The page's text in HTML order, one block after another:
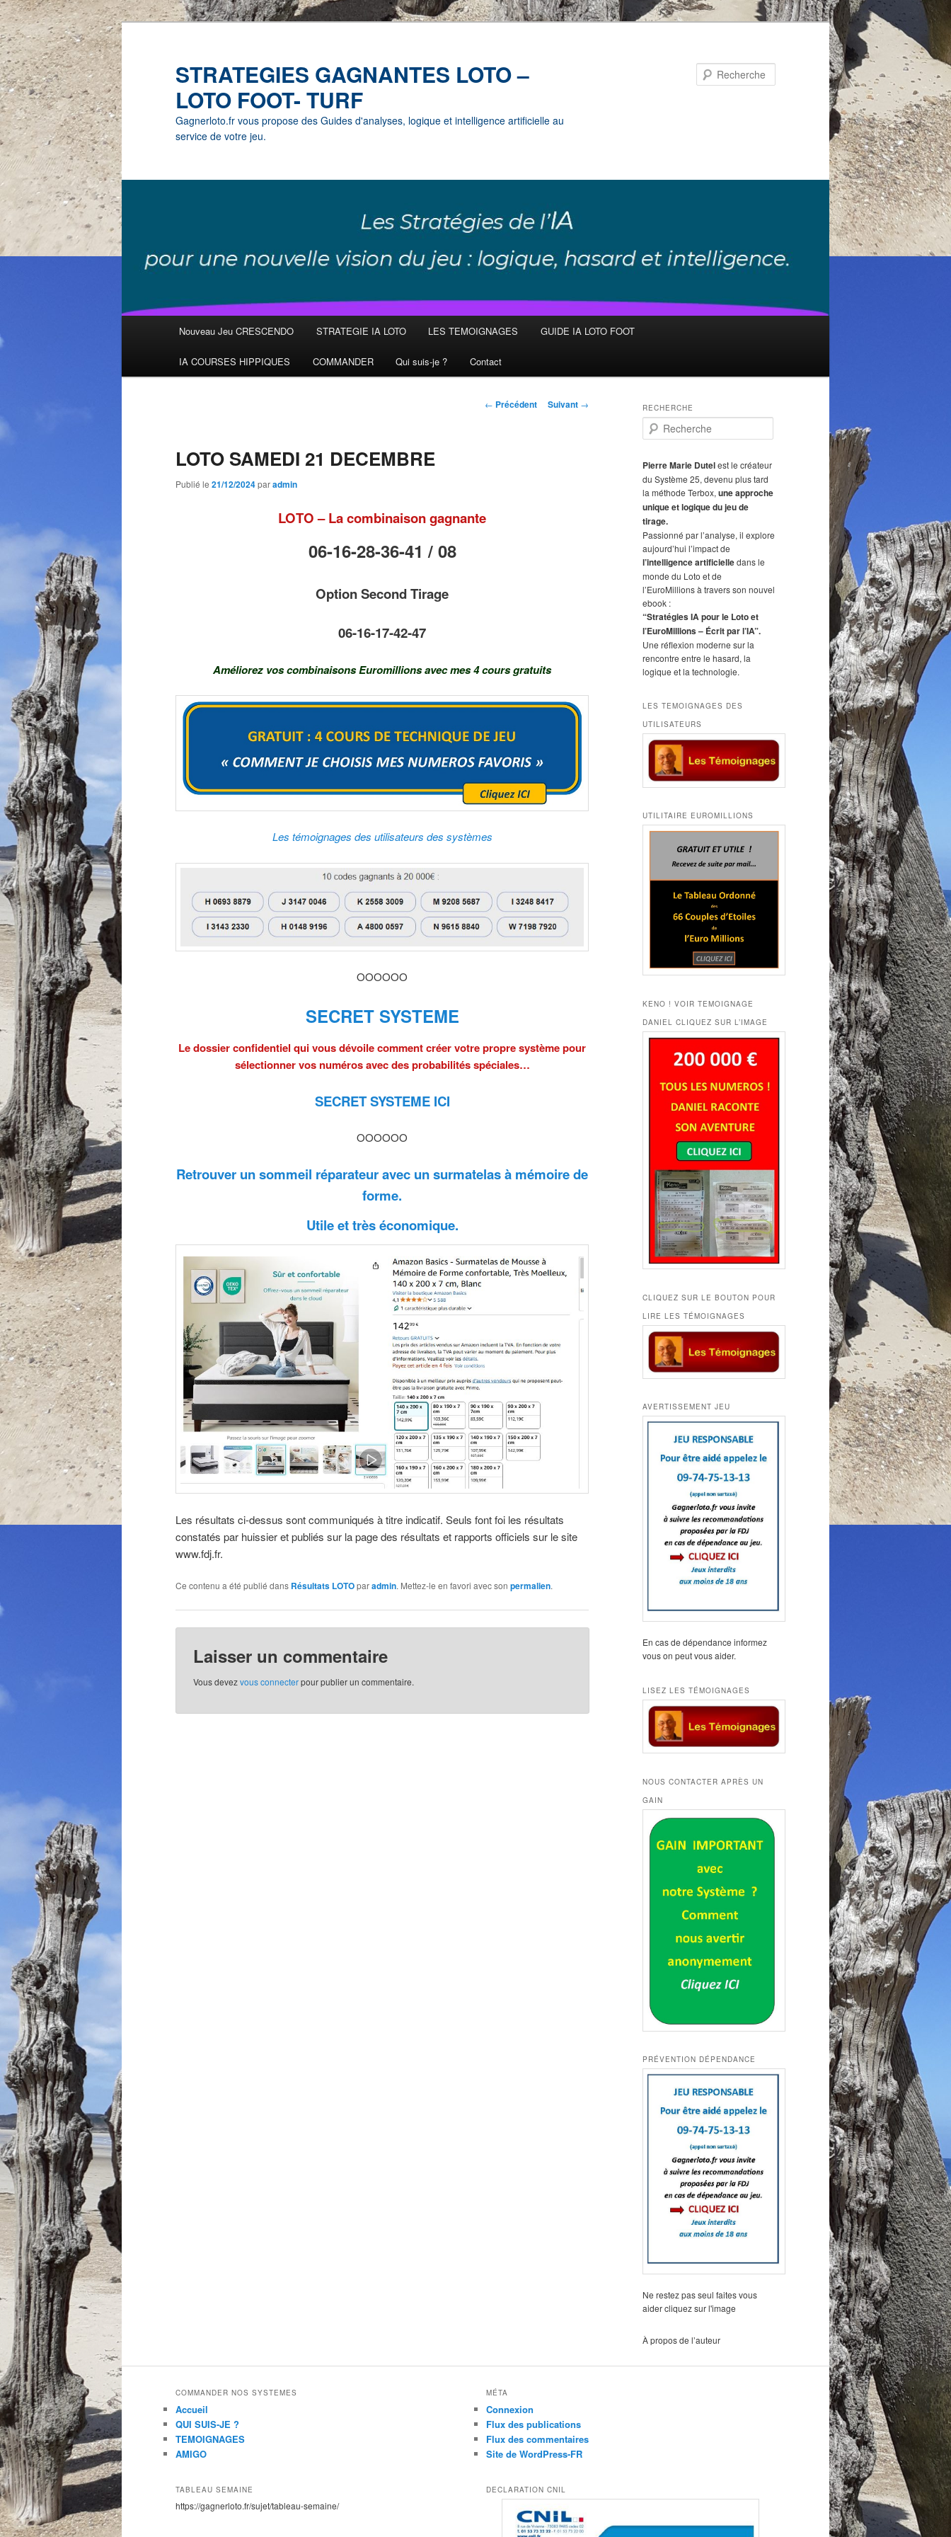
STRATEGIES GAGNANTES LOTO –
LOTO FOOT- TURF
Gagnerloto.fr vous propose des Guides d'analyses, logique et intelligence artificielle au
service de votre jeu.
Aller
au
Nouveau Jeu CRESCENDO STRATEGIE IA LOTO LES TEMOIGNAGES GUIDE IA LOTO FOOT
IA COURSES HIPPIQUES COMMANDER Qui suis-je ? Contact
Navigation
← Précédent Suivant →
LOTO SAMEDI 21 DECEMBRE
Publié le 21/12/2024paradmin
LOTO – La combinaison gagnante
06-16-28-36-41 / 08
Option Second Tirage
06-16-17-42-47
Améliorez vos combinaisons Euromillions avec mes 4 cours gratuits
Les témoignages des utilisateurs des systèmes
OOOOOO
SECRET SYSTEME
Le dossier confidentiel qui vous dévoile comment créer votre propre système pour
sélectionner vos numéros avec des probabilités spéciales…
SECRET SYSTEME ICI
OOOOOO
Retrouver un sommeil réparateur avec un surmatelas à mémoire de
forme.
Utile et très économique.
Les résultats ci-dessus sont communiqués à titre indicatif. Seuls font foi les résultats
constatés par huissier et publiés sur la page des résultats et rapports officiels sur le site
www.fdj.fr.
Ce contenu a été publié dans Résultats LOTOparadmin. Mettez-le en favori avec son permalien.
Laisser un commentaire
Vous devezvous connecterpour publier un commentaire.
RECHERCHE
e
h
e
r
c
h
e
Pierre Marie Dutelest le créateur
du Système 25, devenu plus tard
la méthode Terbox, une approche
unique et logique du jeu de
tirage.
Passionné par l’analyse, il explore
aujourd’hui l’impact de
l’intelligence artificielledans le
monde du Loto et de
l’EuroMillions à travers son nouvel
ebook :
“Stratégies IA pour le Loto et
l’EuroMillions – Écrit par l’IA”.
Une réflexion moderne sur la
rencontre entre le hasard, la
logique et la technologie.
LES TEMOIGNAGES DES
UTILISATEURS
UTILITAIRE EUROMILLIONS
KENO ! VOIR TEMOIGNAGE
DANIEL CLIQUEZ SUR L’IMAGE
CLIQUEZ SUR LE BOUTON POUR
LIRE LES TÉMOIGNAGES
AVERTISSEMENT JEU
En cas de dépendance informez
vous on peut vous aider.
LISEZ LES TÉMOIGNAGES
NOUS CONTACTER APRÈS UN
GAIN
PRÉVENTION DÉPENDANCE
Ne restez pas seul faites vous
aider cliquez sur l'image
À propos de l’auteur
COMMANDER NOS SYSTEMES
Accueil
QUI SUIS-JE ?
TEMOIGNAGES
AMIGO
TABLEAU SEMAINE
https://gagnerloto.fr/sujet/tableau-semaine/
MÉTA
Connexion
Flux des publications
Flux des commentaires
Site de WordPress-FR
DECLARATION CNIL